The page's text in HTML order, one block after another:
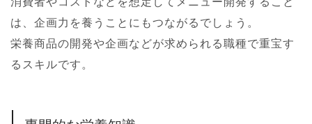
は、企画力を養うことにもつながるでしょう。
栄養商品の開発や企画などが求められる職種で重宝す
るスキルです。